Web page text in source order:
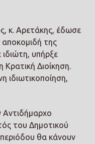
κ. Αρετάκης, έδωσε
αποκομιδή της
υπήρξε
Διοίκηση.
ιδιωτικοποίηση,
Αντιδήμαρχο
του Δημοτικού
θα κάνουν